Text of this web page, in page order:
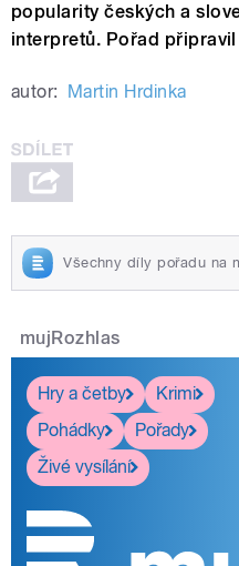
popularity českých a
interpretů. Pořad
autor: Martin Hrdinka
Všechny díly pořadu na
mujRozhlas
Hry a četby
Krimi
Pohádky
Pořady
Živé vysílání